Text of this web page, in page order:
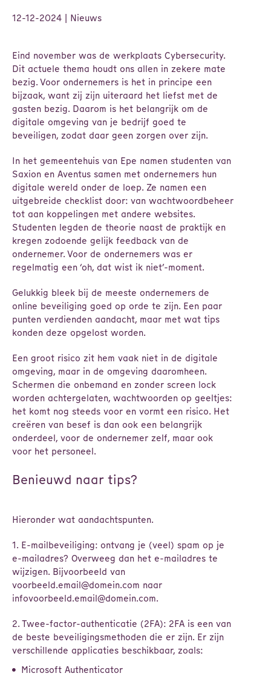
12-12-2024 | Nieuws
Eind november was de werkplaats Cybersecurity.
Dit actuele thema houdt ons allen in zekere mate
bezig. Voor ondernemers is het in principe een
bijzaak, want zij zijn uiteraard het liefst met de
gasten bezig. Daarom is het belangrijk om de
digitale omgeving van je bedrijf goed te
beveiligen, zodat daar geen zorgen over zijn.
In het gemeentehuis van Epe namen studenten van
Saxion en Aventus samen met ondernemers hun
digitale wereld onder de loep. Ze namen een
uitgebreide checklist door: van wachtwoordbeheer
tot aan koppelingen met andere websites.
Studenten legden de theorie naast de praktijk en
kregen zodoende gelijk feedback van de
ondernemer. Voor de ondernemers was er
regelmatig een ‘oh, dat wist ik niet’-moment.
Gelukkig bleek bij de meeste ondernemers de
online beveiliging goed op orde te zijn. Een paar
punten verdienden aandacht, maar met wat tips
konden deze opgelost worden.
Een groot risico zit hem vaak niet in de digitale
omgeving, maar in de omgeving daaromheen.
Schermen die onbemand en zonder screen lock
worden achtergelaten, wachtwoorden op geeltjes:
het komt nog steeds voor en vormt een risico. Het
creëren van besef is dan ook een belangrijk
onderdeel, voor de ondernemer zelf, maar ook
voor het personeel.
Benieuwd naar tips?
Hieronder wat aandachtspunten.
1. E-mailbeveiliging: ontvang je (veel) spam op je
e-mailadres? Overweeg dan het e-mailadres te
wijzigen. Bijvoorbeeld van
voorbeeld.email@domein.com naar
infovoorbeeld.email@domein.com.
2. Twee-factor-authenticatie (2FA): 2FA is een van
de beste beveiligingsmethoden die er zijn. Er zijn
verschillende applicaties beschikbaar, zoals:
Microsoft Authenticator